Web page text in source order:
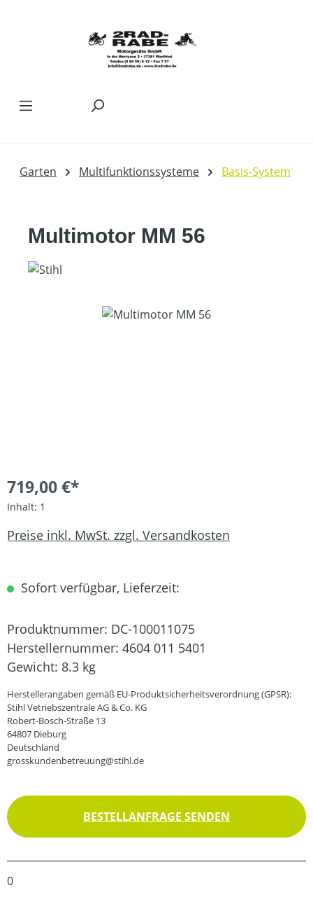
Garten Multifunktionssysteme Basis-System
Multimotor MM 56
Bildergalerie überspringen
719,00 €*
Inhalt: 1
Preise inkl. MwSt. zzgl. Versandkosten
Sofort verfügbar, Lieferzeit:
Produktnummer: DC-100011075
Herstellernummer: 4604 011 5401
Gewicht: 8.3 kg
Herstellerangaben gemäß EU-Produktsicherheitsverordnung (GPSR):
Stihl Vetriebszentrale AG & Co. KG
Robert-Bosch-Straße 13
64807 Dieburg
Deutschland
grosskundenbetreuung@stihl.de
BESTELLANFRAGE SENDEN
0